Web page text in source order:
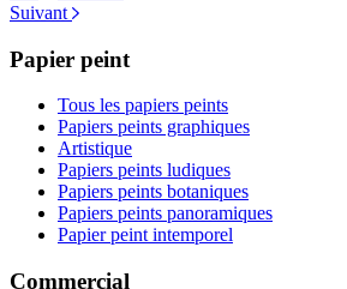
Suivant
Papier peint
Tous les papiers peints
Papiers peints graphiques
Artistique
Papiers peints ludiques
Papiers peints botaniques
Papiers peints panoramiques
Papier peint intemporel
Commercial